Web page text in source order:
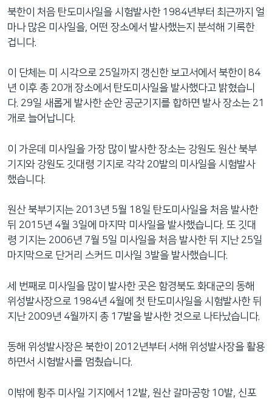
북한이 처음 탄도미사일을 시험발사한 1984년부터 최근까지 얼
마나 많은 미사일을, 어떤 장소에서 발사했는지 분석해 기록한
겁니다.
이 단체는 미 시각으로 25일까지 갱신한 보고서에서 북한이 84
년 이후 총 20개 장소에서 탄도미사일을 발사했다고 밝혔습니
다. 29일 새롭게 발사한 순안 공군기지를 합하면 발사 장소는 21
개로 늘어납니다.
이 가운데 미사일을 가장 많이 발사한 장소는 강원도 원산 북부
기지와 강원도 깃대령 기지로 각각 20발의 미사일을 시험발사
했습니다.
원산 북부기지는 2013년 5월 18일 탄도미사일을 처음 발사한
뒤 2015년 4월 3일에 마지막 미사일을 발사했습니다. 또 깃대
령 기지는 2006년 7월 5일 미사일을 처음 발사한 뒤 지난 25일
마지막으로 단거리 스커드 미사일 3발을 발사했습니다.
세 번째로 미사일을 많이 발사한 곳은 함경북도 화대군의 동해
위성발사장으로 1984년 4월에 첫 탄도미사일을 시험발사한 뒤
지난 2009년 4월까지 총 17발을 발사한 것으로 나타났습니다.
동해 위성발사장은 북한이 2012년부터 서해 위성발사장을 활용
하면서 시험발사를 멈췄습니다.
이밖에 황주 미사일 기지에서 12발, 원산 갈마공항 10발, 신포